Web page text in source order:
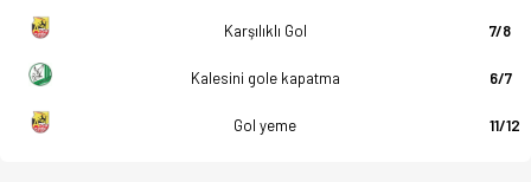
Karşılıklı Gol 7/8
Kalesini gole kapatma 6/7
Gol yeme 11/12